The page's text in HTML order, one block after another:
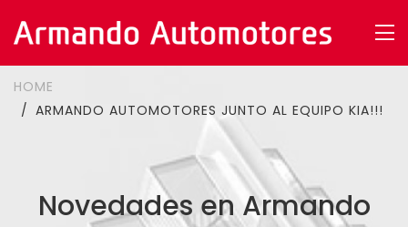
HOME
ARMANDO AUTOMOTORES JUNTO AL EQUIPO KIA!!!
Novedades en Armando